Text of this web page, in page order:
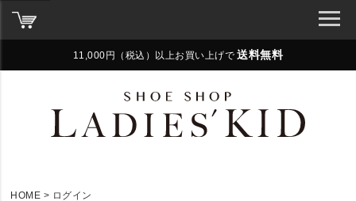
11,000円（税込）以上お買い上げで 送料無料
HOME ログイン